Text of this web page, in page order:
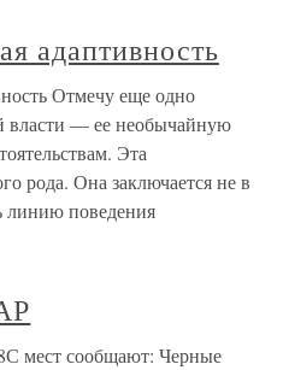
адаптивность
Отмечу еще одно
власти — ее необычайную
Эта
рода. Она заключается не в
линию поведения
мест сообщают: Черные